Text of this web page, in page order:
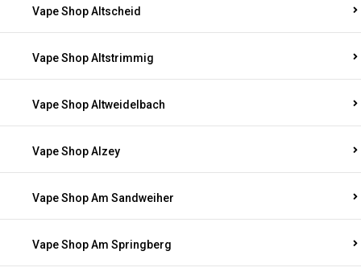
Vape Shop Altscheid
Vape Shop Altstrimmig
Vape Shop Altweidelbach
Vape Shop Alzey
Vape Shop Am Sandweiher
Vape Shop Am Springberg